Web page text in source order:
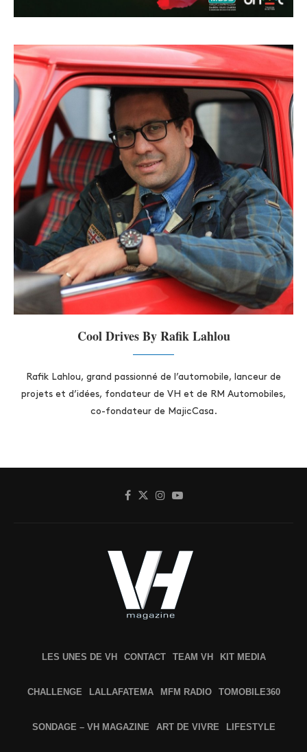
Cool Drives By Rafik Lahlou
Rafik Lahlou, grand passionné de l’automobile, lanceur de
projets et d’idées, fondateur de VH et de RM Automobiles,
co-fondateur de MajicCasa.
LES UNES DE VH CONTACT TEAM VH KIT MEDIA
CHALLENGE LALLAFATEMA MFM RADIO TOMOBILE360
SONDAGE – VH MAGAZINE ART DE VIVRE LIFESTYLE